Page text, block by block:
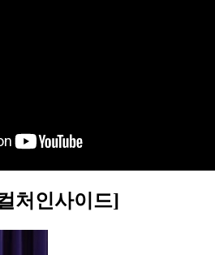
처인사이드]